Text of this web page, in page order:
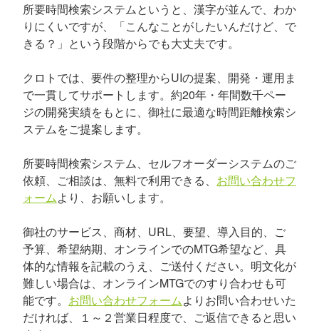
所要時間検索システムというと、漢字が並んで、わか
りにくいですが、「こんなことがしたいんだけど、で
きる？」という段階からでも大丈夫です。
クロトでは、要件の整理からUIの提案、開発・運用ま
で一貫してサポートします。約20年・年間数千ペー
ジの開発実績をもとに、御社に最適な時間距離検索シ
ステムをご提案します。
所要時間検索システム、セルフオーダーシステムのご
依頼、ご相談は、無料で利用できる、 お問い合わせフ
ォームより、お願いします。
御社のサービス、商材、URL、要望、導入目的、ご
予算、希望納期、オンラインでのMTG希望など、具
体的な情報を記載のうえ、ご送付ください。明文化が
難しい場合は、オンラインMTGでのすり合わせも可
能です。 お問い合わせフォームよりお問い合わせいた
だければ、１～２営業日程度で、ご返信できると思い